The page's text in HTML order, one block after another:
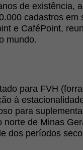
de existência,
cadastros em
e CaféPoint,
mundo.
para FVH
à
para
norte de Minas
dos períodos